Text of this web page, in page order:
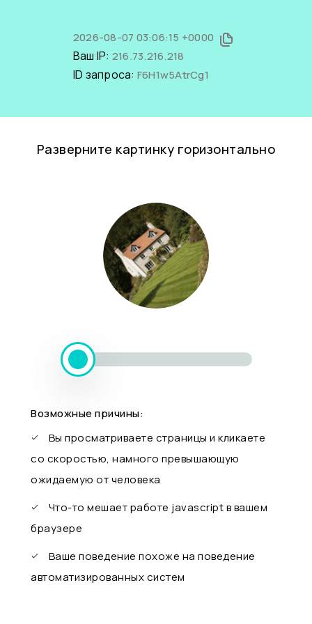
2026-08-07 03:06:15 +0000
Ваш IP: 216.73.216.218
ID запроса: F6H1w5AtrCg1
Разверните картинку горизонтально
Возможные причины:
Вы просматриваете страницы и кликаете
со скоростью, намного превышающую
ожидаемую от человека
Что-то мешает работе javascript в вашем
браузере
Ваше поведение похоже на поведение
автоматизированных систем